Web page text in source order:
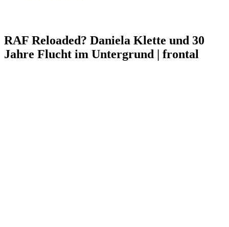
RAF Reloaded? Daniela Klette und 30
Jahre Flucht im Untergrund | frontal